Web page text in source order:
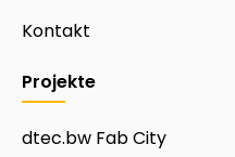
Kontakt
Projekte
dtec.bw Fab City